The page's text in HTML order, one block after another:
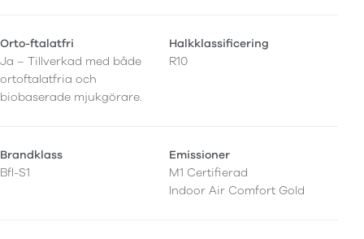
Orto-ftalatfri
Ja – Tillverkad med både
ortoftalatfria och
biobaserade mjukgörare.
Halkklassificering
R10
Brandklass
Bfl-S1
Emissioner
M1 Certifierad
Indoor Air Comfort Gold